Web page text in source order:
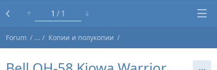
1 1
Forum Копии и полукопии